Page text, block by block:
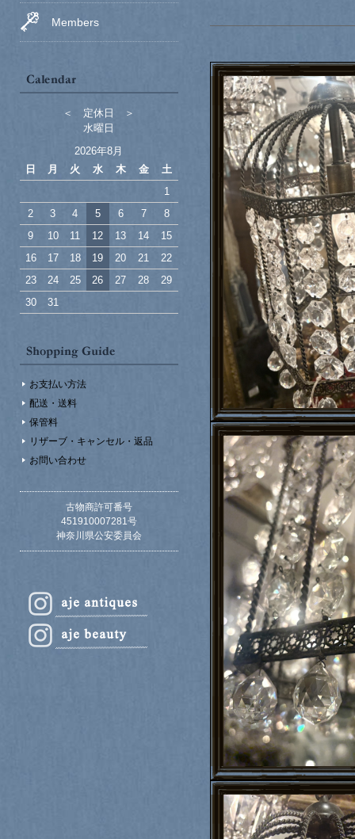
Members
＜ 定休日 ＞
水曜日
2026年8月
日
月 火 水 木 金
土
1
2
3 4 5 6 7
8
9
10 11 12 13 14
15
16
17 18 19 20 21
22
23
24 25 26 27 28
29
30
31
お支払い方法
配送・送料
保管料
リザーブ・キャンセル・返品
お問い合わせ
古物商許可番号
451910007281号
神奈川県公安委員会